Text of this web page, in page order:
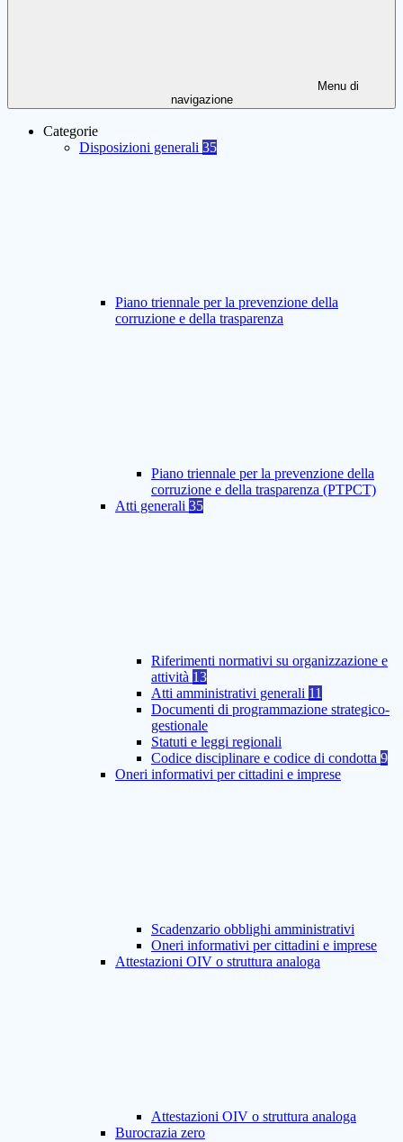
Menu di
navigazione
Categorie
Disposizioni generali 35
Piano triennale per la prevenzione della
corruzione e della trasparenza
Piano triennale per la prevenzione della
corruzione e della trasparenza (PTPCT)
Atti generali 35
Riferimenti normativi su organizzazione e
attività 13
Atti amministrativi generali 11
Documenti di programmazione strategico-
gestionale
Statuti e leggi regionali
Codice disciplinare e codice di condotta 9
Oneri informativi per cittadini e imprese
Scadenzario obblighi amministrativi
Oneri informativi per cittadini e imprese
Attestazioni OIV o struttura analoga
Attestazioni OIV o struttura analoga
Burocrazia zero